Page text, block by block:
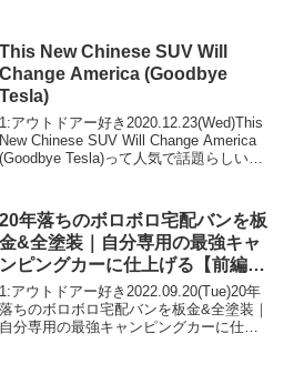
This New Chinese SUV Will
Change America (Goodbye
Tesla)
1:アウトドアー好き2020.12.23(Wed)This
New Chinese SUV Will Change America
(Goodbye Tesla)って人気で話題らしい
20年落ちのボロボロ宅配バンを板
金&全塗装｜自分専用の最強キャ
ンピングカーに仕上げる【前編】
【GI MOTORS】
1:アウトドアー好き2022.09.20(Tue)20年
落ちのボロボロ宅配バンを板金&全塗装｜
自分専用の最強キャンピングカーに仕上